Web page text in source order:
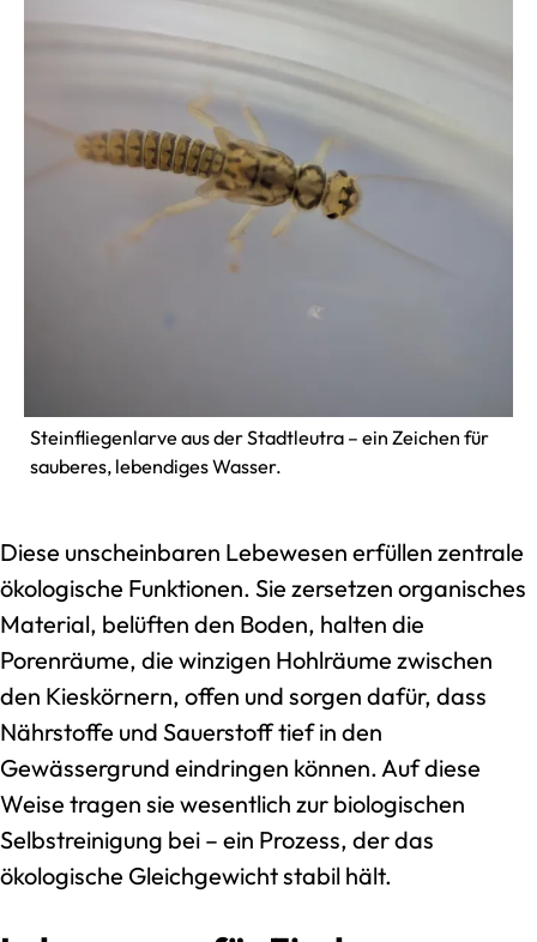
Steinfliegenlarve aus der Stadtleutra – ein Zeichen für
sauberes, lebendiges Wasser.
Diese unscheinbaren Lebewesen erfüllen zentrale
ökologische Funktionen. Sie zersetzen organisches
Material, belüften den Boden, halten die
Porenräume, die winzigen Hohlräume zwischen
den Kieskörnern, offen und sorgen dafür, dass
Nährstoffe und Sauerstoff tief in den
Gewässergrund eindringen können. Auf diese
Weise tragen sie wesentlich zur biologischen
Selbstreinigung bei – ein Prozess, der das
ökologische Gleichgewicht stabil hält.